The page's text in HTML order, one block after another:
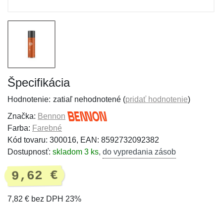
Špecifikácia
Hodnotenie: zatiaľ nehodnotené (pridať hodnotenie)
Značka: Bennon
Farba: Farebné
Kód tovaru: 300016, EAN: 8592732092382
Dostupnosť: skladom 3 ks, do vypredania zásob
9,62 €
7,82 € bez DPH 23%